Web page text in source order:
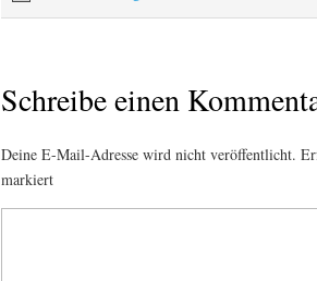
Schreibe einen
Deine E-Mail-Adresse wird nicht veröffentlicht.
markiert